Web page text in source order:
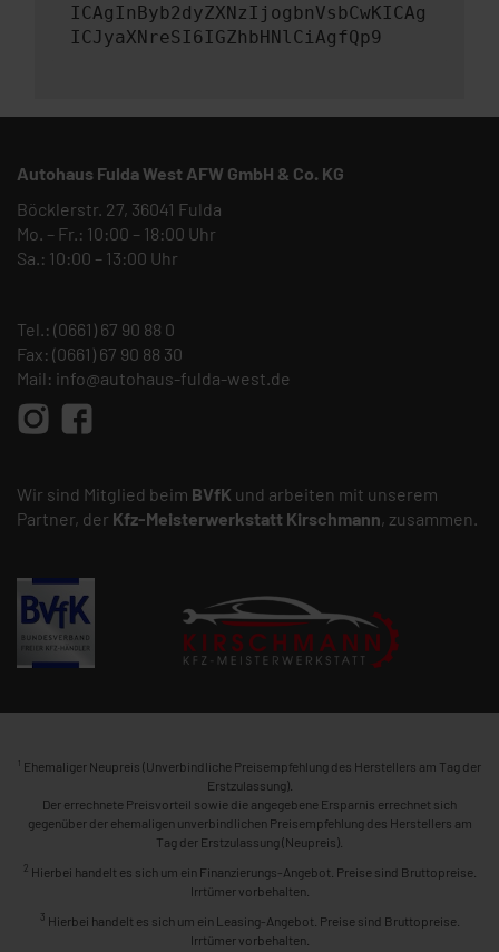
ICAgInByb2dyZXNzIjogbnVsbCwKICAg
ICJyaXNreSI6IGZhbHNlCiAgfQp9
Autohaus Fulda West AFW GmbH & Co. KG
Böcklerstr. 27, 36041 Fulda
Mo. – Fr.: 10:00 – 18:00 Uhr
Sa.: 10:00 – 13:00 Uhr
Tel.: (0661) 67 90 88 0
Fax: (0661) 67 90 88 30
Mail: info@autohaus-fulda-west.de
Wir sind Mitglied beim BVfK und arbeiten mit unserem
Partner, der Kfz-Meisterwerkstatt Kirschmann, zusammen.
1 Ehemaliger Neupreis (Unverbindliche Preisempfehlung des Herstellers am Tag der
Erstzulassung).
Der errechnete Preisvorteil sowie die angegebene Ersparnis errechnet sich
gegenüber der ehemaligen unverbindlichen Preisempfehlung des Herstellers am
Tag der Erstzulassung (Neupreis).
2 Hierbei handelt es sich um ein Finanzierungs-Angebot. Preise sind Bruttopreise.
Irrtümer vorbehalten.
3 Hierbei handelt es sich um ein Leasing-Angebot. Preise sind Bruttopreise.
Irrtümer vorbehalten.